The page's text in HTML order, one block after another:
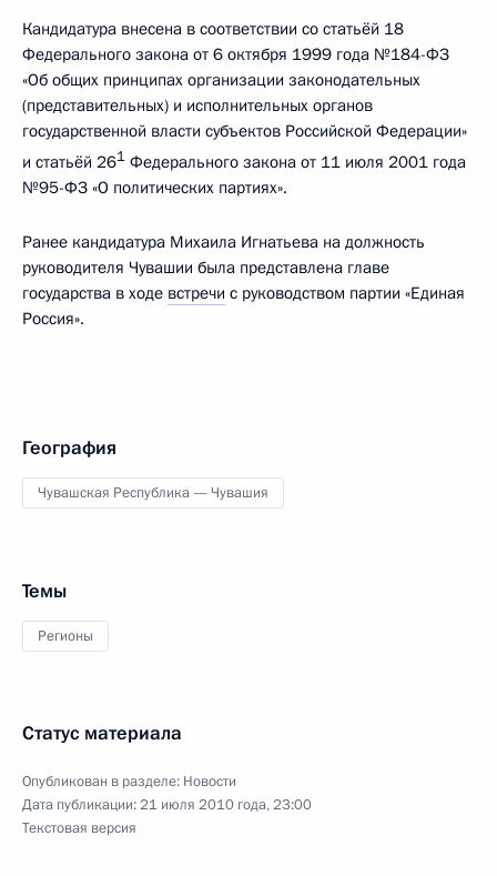
Кандидатура внесена в соответствии со статьёй 18
Федерального закона от 6 октября 1999 года №184-ФЗ
«Об общих принципах организации законодательных
(представительных) и исполнительных органов
государственной власти субъектов Российской Федерации»
и статьёй 261 Федерального закона от 11 июля 2001 года
№95-ФЗ «О политических партиях».
Ранее кандидатура Михаила Игнатьева на должность
руководителя Чувашии была представлена главе
государства в ходе встречи с руководством партии «Единая
Россия».
География
Чувашская Республика — Чувашия
Темы
Регионы
Статус материала
Опубликован в разделе: Новости
Дата публикации:21 июля 2010 года, 23:00
Текстовая версия